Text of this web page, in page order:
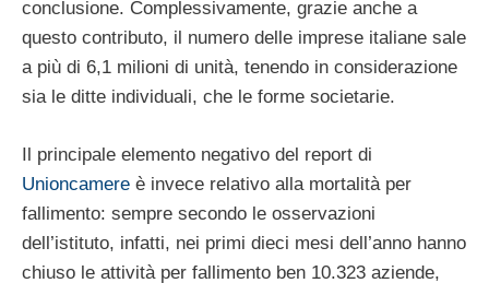
conclusione. Complessivamente, grazie anche a
questo contributo, il numero delle imprese italiane sale
a più di 6,1 milioni di unità, tenendo in considerazione
sia le ditte individuali, che le forme societarie.
Il principale elemento negativo del report di
Unioncamere è invece relativo alla mortalità per
fallimento: sempre secondo le osservazioni
dell’istituto, infatti, nei primi dieci mesi dell’anno hanno
chiuso le attività per fallimento ben 10.323 aziende,